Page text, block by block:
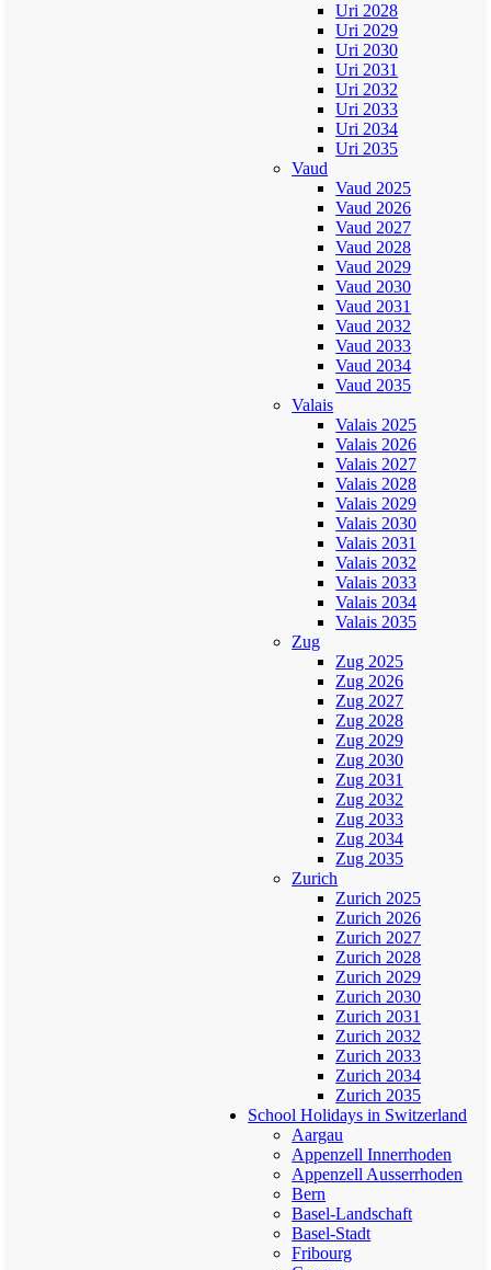
Uri 2028
Uri 2029
Uri 2030
Uri 2031
Uri 2032
Uri 2033
Uri 2034
Uri 2035
Vaud
Vaud 2025
Vaud 2026
Vaud 2027
Vaud 2028
Vaud 2029
Vaud 2030
Vaud 2031
Vaud 2032
Vaud 2033
Vaud 2034
Vaud 2035
Valais
Valais 2025
Valais 2026
Valais 2027
Valais 2028
Valais 2029
Valais 2030
Valais 2031
Valais 2032
Valais 2033
Valais 2034
Valais 2035
Zug
Zug 2025
Zug 2026
Zug 2027
Zug 2028
Zug 2029
Zug 2030
Zug 2031
Zug 2032
Zug 2033
Zug 2034
Zug 2035
Zurich
Zurich 2025
Zurich 2026
Zurich 2027
Zurich 2028
Zurich 2029
Zurich 2030
Zurich 2031
Zurich 2032
Zurich 2033
Zurich 2034
Zurich 2035
School Holidays in Switzerland
Aargau
Appenzell Innerrhoden
Appenzell Ausserrhoden
Bern
Basel-Landschaft
Basel-Stadt
Fribourg